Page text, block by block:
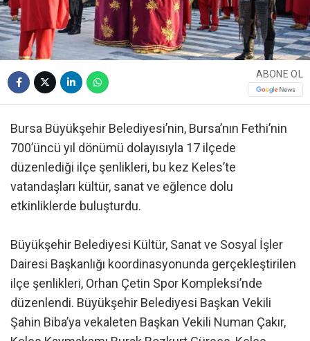
ABONE OL
Bursa Büyükşehir Belediyesi’nin, Bursa’nın Fethi’nin
700’üncü yıl dönümü dolayısıyla 17 ilçede
düzenlediği ilçe şenlikleri, bu kez Keles’te
vatandaşları kültür, sanat ve eğlence dolu
etkinliklerde buluşturdu.
Büyükşehir Belediyesi Kültür, Sanat ve Sosyal İşler
Dairesi Başkanlığı koordinasyonunda gerçekleştirilen
ilçe şenlikleri, Orhan Çetin Spor Kompleksi’nde
düzenlendi. Büyükşehir Belediyesi Başkan Vekili
Şahin Biba’ya vekaleten Başkan Vekili Numan Çakır,